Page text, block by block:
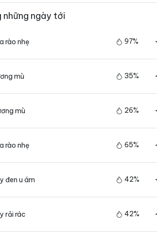
những ngày tới
rào nhẹ 97%
mù 35%
mù 26%
rào nhẹ 65%
đen u ám 42%
rải rác 42%